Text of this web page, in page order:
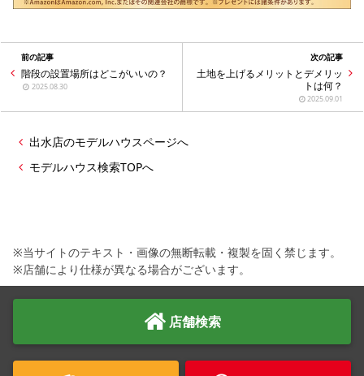
前の記事
階段の設置場所はどこがいいの？
2025.08.30
次の記事
土地を上げるメリットとデメリッ
トは何？
2025.09.01
出水店のモデルハウスページへ
モデルハウス検索TOPへ
※当サイトのテキスト・画像の無断転載・複製を固く禁じます。
※店舗により仕様が異なる場合がございます。
店舗検索